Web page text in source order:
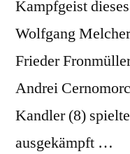
Kampfgeist
Wolfgang
Frieder
Andrei
Kandler (8)
ausgekämpft …